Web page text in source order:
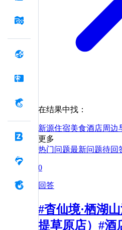
在结果中找：
新源住宿美食酒店周边
更多
热门问题最新问题待回
0
回答
#杳仙境·栖湖
提草原店）#酒